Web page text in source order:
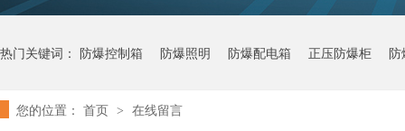
热门关键词： 防爆控制箱 防爆照明 防爆配电箱 正压防爆柜
您的位置： 首页 > 在线留言